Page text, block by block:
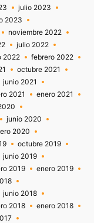
julio 2023
2023
noviembre 2022
julio 2022
2022
febrero 2022
octubre 2021
junio 2021
2021
enero 2021
junio 2020
2020
octubre 2019
junio 2019
2019
enero 2019
junio 2018
2018
enero 2018